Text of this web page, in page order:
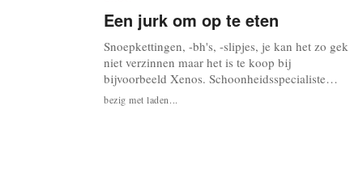
Een jurk om op te eten
Snoepkettingen, -bh's, -slipjes, je kan het zo gek
niet verzinnen maar het is te koop bij
bijvoorbeeld Xenos. Schoonheidsspecialiste
Sarah Bryan doet er nog een zoet schepje
bovenop en maakt een hele jurk van snoepjes.
bezig met laden...